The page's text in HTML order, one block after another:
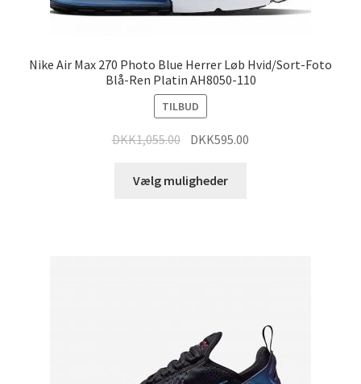
Nike Air Max 270 Photo Blue Herrer Løb Hvid/Sort-Foto
Blå-Ren Platin AH8050-110
TILBUD
DKK1,055.00 DKK595.00
Vælg muligheder